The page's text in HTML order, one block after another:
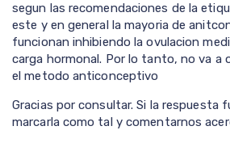
segun las recomendaciones de la
este y en general la mayoria de
funcionan inhibiendo la ovulacion
carga hormonal. Por lo tanto, no va a
el metodo anticonceptivo
Gracias por consultar. Si la respuesta
marcarla como tal y comentarnos